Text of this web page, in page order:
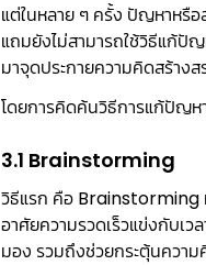
แต่ในหลาย ๆ ครั้ง ปัญหาหรื
แถมยังไม่สามารถใช้วิธีแก้ปั
มาจุดประกายความคิดสร้าง
โดยการคิดค้นวิธีการแก้ปัญห
3.1 Brainstorming
วิธีแรก คือ Brainstorming
อาศัยความรวดเร็วแข่งกับเ
มอง รวมถึงช่วยกระตุ้นความ